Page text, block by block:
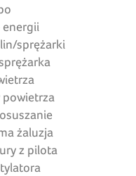
energii
sprężarki
żaluzja
z pilota